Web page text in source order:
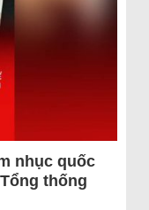
nhục quốc
thống